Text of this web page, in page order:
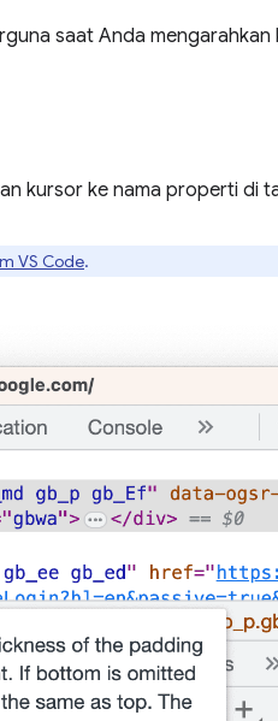
saat Anda mengarahkan
kursor ke nama properti di
VS Code.